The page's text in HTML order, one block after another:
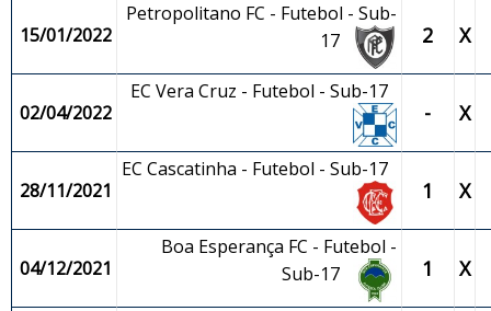
15/01/2022
Petropolitano FC - Futebol - Sub-
17
2 X
02/04/2022
EC Vera Cruz - Futebol - Sub-17
- X
28/11/2021
EC Cascatinha - Futebol - Sub-17
1 X
04/12/2021
Boa Esperança FC - Futebol -
Sub-17
1 X